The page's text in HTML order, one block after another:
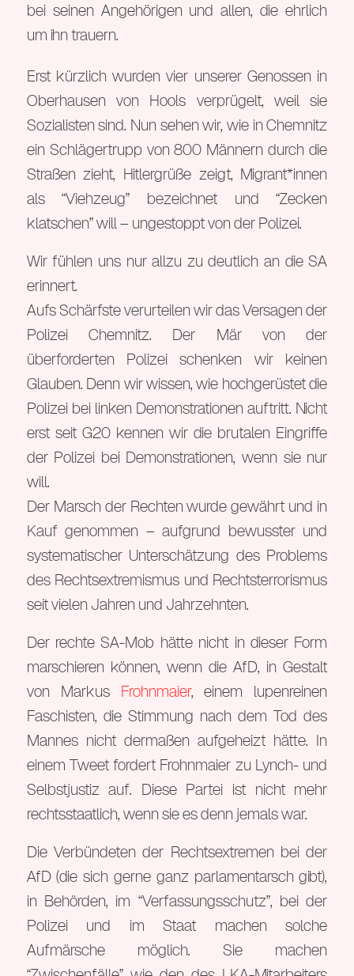
bei seinen Angehörigen und allen, die ehrlich
um ihn trauern.
Erst kürzlich wurden vier unserer Genossen in
Oberhausen von Hools verprügelt, weil sie
Sozialisten sind. Nun sehen wir, wie in Chemnitz
ein Schlägertrupp von 800 Männern durch die
Straßen zieht, Hitlergrüße zeigt, Migrant*innen
als “Viehzeug” bezeichnet und “Zecken
klatschen” will – ungestoppt von der Polizei.
Wir fühlen uns nur allzu zu deutlich an die SA
erinnert.
Aufs Schärfste verurteilen wir das Versagen der
Polizei Chemnitz. Der Mär von der
überforderten Polizei schenken wir keinen
Glauben. Denn wir wissen, wie hochgerüstet die
Polizei bei linken Demonstrationen auftritt. Nicht
erst seit G20 kennen wir die brutalen Eingriffe
der Polizei bei Demonstrationen, wenn sie nur
will.
Der Marsch der Rechten wurde gewährt und in
Kauf genommen – aufgrund bewusster und
systematischer Unterschätzung des Problems
des Rechtsextremismus und Rechtsterrorismus
seit vielen Jahren und Jahrzehnten.
Der rechte SA-Mob hätte nicht in dieser Form
marschieren können, wenn die AfD, in Gestalt
von Markus Frohnmaier, einem lupenreinen
Faschisten, die Stimmung nach dem Tod des
Mannes nicht dermaßen aufgeheizt hätte. In
einem Tweet fordert Frohnmaier zu Lynch- und
Selbstjustiz auf. Diese Partei ist nicht mehr
rechtsstaatlich, wenn sie es denn jemals war.
Die Verbündeten der Rechtsextremen bei der
AfD (die sich gerne ganz parlamentarsch gibt),
in Behörden, im “Verfassungsschutz”, bei der
Polizei und im Staat machen solche
Aufmärsche möglich. Sie machen